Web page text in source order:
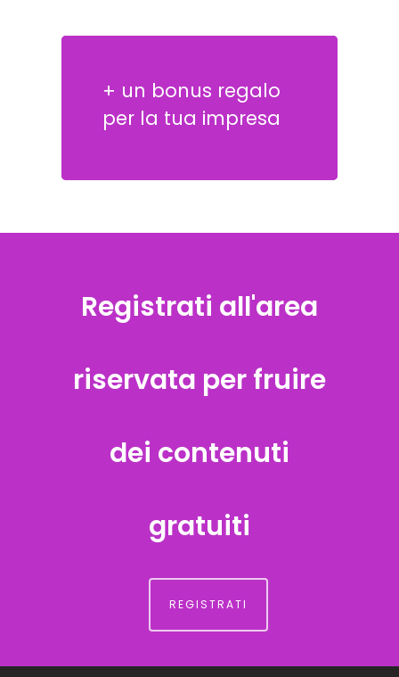
+ un bonus regalo
per la tua impresa
Registrati all'area
riservata per fruire
dei contenuti
gratuiti
REGISTRATI